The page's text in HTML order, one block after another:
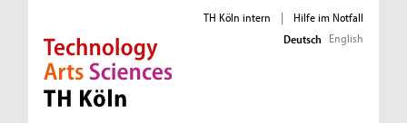
Direkt zur Hauptnavigation
Direkt zur Subnavigation
Direkt zum Inhalt
Direkt zum Fußbereich
TH Köln intern |
Hilfe im Notfall
Deutsch English